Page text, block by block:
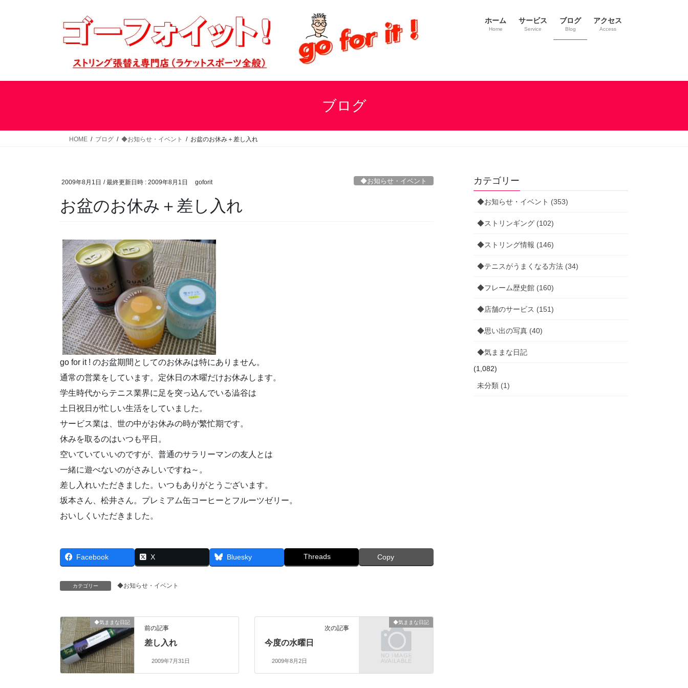
ス
ン
ホーム
Home
サービス
Service
ブログ
Blog
アクセス
Access
ブログ
HOME ブログ ◆お知らせ・イベント お盆のお休み＋差し入れ
2009年8月1日 / 最終更新日時 : 2009年8月1日 goforit ◆お知らせ・イベント
お盆のお休み＋差し入れ
go for it ! のお盆期間としてのお休みは特にありません。
通常の営業をしています。定休日の木曜だけお休みします。
学生時代からテニス業界に足を突っ込んでいる澁谷は
土日祝日が忙しい生活をしていました。
サービス業は、世の中がお休みの時が繁忙期です。
休みを取るのはいつも平日。
空いていていいのですが、普通のサラリーマンの友人とは
一緒に遊べないのがさみしいですね～。
差し入れいただきました。いつもありがとうございます。
坂本さん、松井さん。プレミアム缶コーヒーとフルーツゼリー。
おいしくいただきました。
Facebook X Bluesky Threads Copy
カテゴリー ◆お知らせ・イベント
◆気ままな日記
前の記事
差し入れ
2009年7月31日
◆気ままな日記
次の記事
今度の水曜日
2009年8月2日
カテゴリー
◆お知らせ・イベント (353)
◆ストリンギング (102)
◆ストリング情報 (146)
◆テニスがうまくなる方法 (34)
◆フレーム歴史館 (160)
◆店舗のサービス (151)
◆思い出の写真 (40)
◆気ままな日記
(1,082)
未分類 (1)